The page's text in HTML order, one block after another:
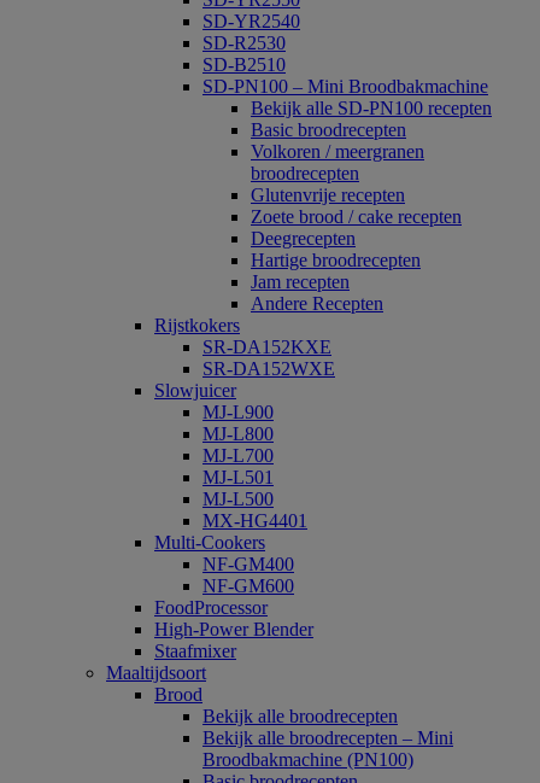
SD-YR2540
SD-R2530
SD-B2510
SD-PN100 – Mini Broodbakmachine
Bekijk alle SD-PN100 recepten
Basic broodrecepten
Volkoren / meergranen
broodrecepten
Glutenvrije recepten
Zoete brood / cake recepten
Deegrecepten
Hartige broodrecepten
Jam recepten
Andere Recepten
Rijstkokers
SR-DA152KXE
SR-DA152WXE
Slowjuicer
MJ-L900
MJ-L800
MJ-L700
MJ-L501
MJ-L500
MX-HG4401
Multi-Cookers
NF-GM400
NF-GM600
FoodProcessor
High-Power Blender
Staafmixer
Maaltijdsoort
Brood
Bekijk alle broodrecepten
Bekijk alle broodrecepten – Mini
Broodbakmachine (PN100)